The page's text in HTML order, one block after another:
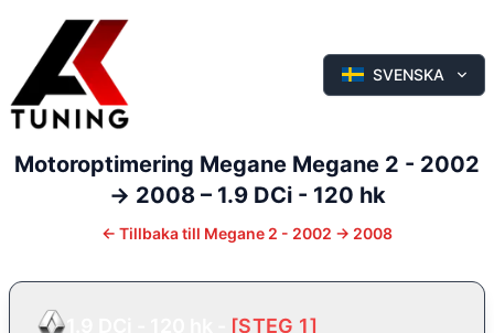
SVENSKA
Motoroptimering Megane Megane 2 - 2002
-> 2008– 1.9 DCi - 120 hk
← Tillbaka till Megane 2 - 2002 -> 2008
[STEG 1]